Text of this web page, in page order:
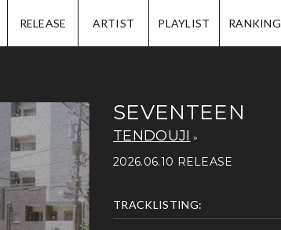
RELEASE ARTIST PLAYLIST RANKING
SEVENTEEN
TENDOUJI
2026.06.10 RELEASE
TRACKLISTING: